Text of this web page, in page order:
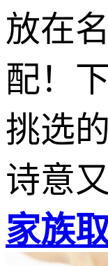
放在
配！
挑选
诗意
家族